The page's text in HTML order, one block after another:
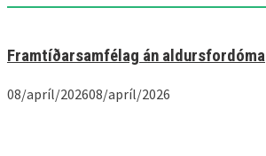
Framtíðarsamfélag án aldursfordóma
08/apríl/202608/apríl/2026